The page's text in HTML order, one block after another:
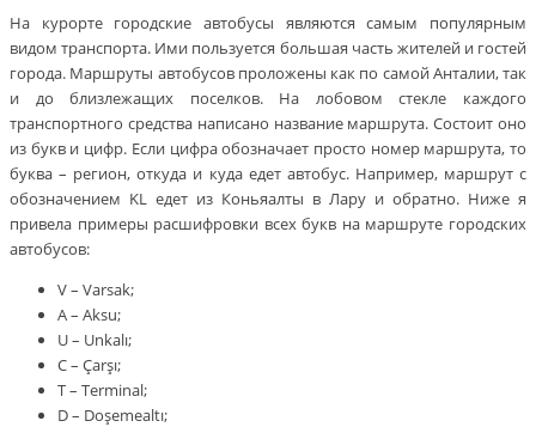
На курорте городские автобусы являются самым популярным
видом транспорта. Ими пользуется большая часть жителей и гостей
города. Маршруты автобусов проложены как по самой Анталии, так
и до близлежащих поселков. На лобовом стекле каждого
транспортного средства написано название маршрута. Состоит оно
из букв и цифр. Если цифра обозначает просто номер маршрута, то
буква – регион, откуда и куда едет автобус. Например, маршрут с
обозначением KL едет из Коньяалты в Лару и обратно. Ниже я
привела примеры расшифровки всех букв на маршруте городских
автобусов:
V – Varsak;
A – Aksu;
U – Unkalı;
C – Çarşı;
T – Terminal;
D – Doşemealtı;